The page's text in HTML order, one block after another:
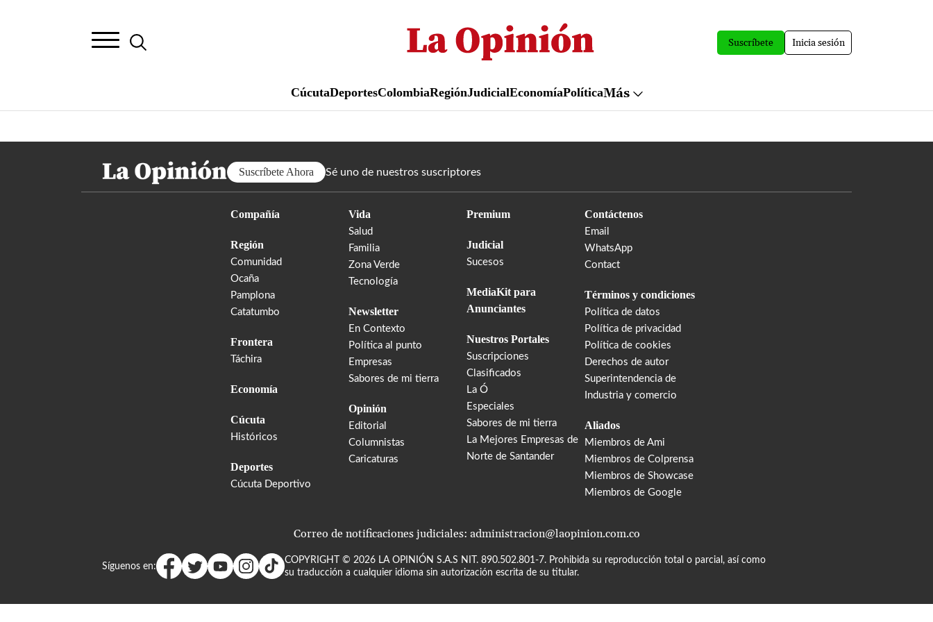
al
contenido
Suscríbete Inicia sesión
CúcutaDeportesColombiaRegiónJudicialEconomíaPolíticaMás
Suscríbete Ahora Sé uno de nuestros suscriptores
Compañía
Región
Comunidad
Ocaña
Pamplona
Catatumbo
Frontera
Táchira
Economía
Cúcuta
Históricos
Deportes
Cúcuta Deportivo
Vida
Salud
Familia
Zona Verde
Tecnología
Newsletter
En Contexto
Política al punto
Empresas
Sabores de mi tierra
Opinión
Editorial
Columnistas
Caricaturas
Premium
Judicial
Sucesos
MediaKit para
Anunciantes
Nuestros Portales
Suscripciones
Clasificados
La Ó
Especiales
Sabores de mi tierra
La Mejores Empresas de
Norte de Santander
Contáctenos
Email
WhatsApp
Contact
Términos y condiciones
Política de datos
Política de privacidad
Política de cookies
Derechos de autor
Superintendencia de
Industria y comercio
Aliados
Miembros de Ami
Miembros de Colprensa
Miembros de Showcase
Miembros de Google
Correo de notificaciones judiciales: administracion@laopinion.com.co
Síguenos en:
COPYRIGHT © 2026 LA OPINIÓN S.A.S NIT. 890.502.801-7. Prohibida su reproducción total o parcial, así como
su traducción a cualquier idioma sin autorización escrita de su titular.